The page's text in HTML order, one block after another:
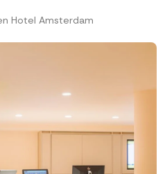
Hotel Amsterdam